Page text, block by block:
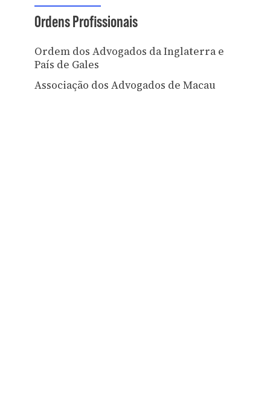
Ordens Profissionais
Ordem dos Advogados da Inglaterra e
País de Gales
Associação dos Advogados de Macau